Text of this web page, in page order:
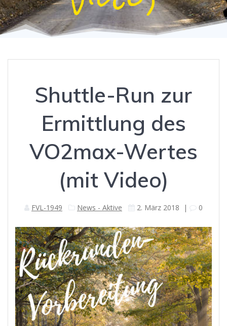
Shuttle-Run zur
Ermittlung des
VO2max-Wertes
(mit Video)
FVL-1949 News - Aktive 2. März 2018 | 0